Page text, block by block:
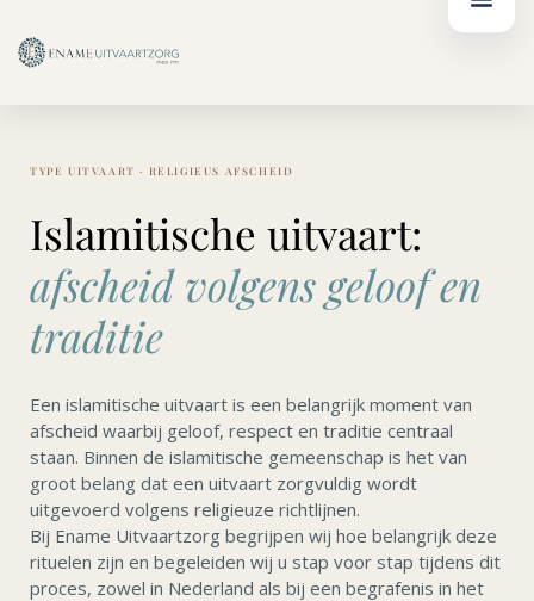
inhoud
naar
de
TYPE UITVAART · RELIGIEUS AFSCHEID
Islamitische uitvaart:
afscheid volgens geloof en
traditie
Een islamitische uitvaart is een belangrijk moment van
afscheid waarbij geloof, respect en traditie centraal
staan. Binnen de islamitische gemeenschap is het van
groot belang dat een uitvaart zorgvuldig wordt
uitgevoerd volgens religieuze richtlijnen.
Bij Ename Uitvaartzorg begrijpen wij hoe belangrijk deze
rituelen zijn en begeleiden wij u stap voor stap tijdens dit
proces, zowel in Nederland als bij een begrafenis in het